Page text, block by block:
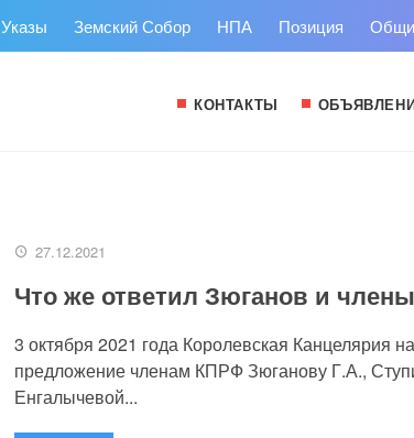
Указы Земский Собор НПА Позиция
КОНТАКТЫ
27.12.2021
Что же ответил Зюганов и
3 октября 2021 года Королевская Канцелярия
предложение членам КПРФ Зюганову Г.А.,
Енгалычевой...